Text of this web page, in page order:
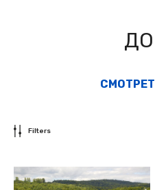
Filters